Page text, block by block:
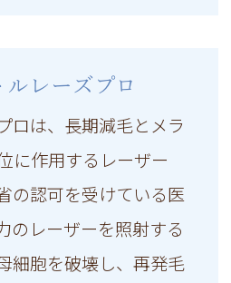
ルレーズプロ
ロは、長期減毛とメラ
に作用するレーザー
の認可を受けている医
のレーザーを照射する
細胞を破壊し、再発毛